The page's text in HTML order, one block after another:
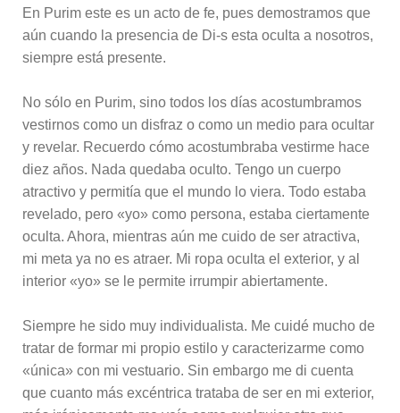
En Purim este es un acto de fe, pues demostramos que
aún cuando la presencia de Di-s esta oculta a nosotros,
siempre está presente.
No sólo en Purim, sino todos los días acostumbramos
vestirnos como un disfraz o como un medio para ocultar
y revelar. Recuerdo cómo acostumbraba vestirme hace
diez años. Nada quedaba oculto. Tengo un cuerpo
atractivo y permitía que el mundo lo viera. Todo estaba
revelado, pero «yo» como persona, estaba ciertamente
oculta. Ahora, mientras aún me cuido de ser atractiva,
mi meta ya no es atraer. Mi ropa oculta el exterior, y al
interior «yo» se le permite irrumpir abiertamente.
Siempre he sido muy individualista. Me cuidé mucho de
tratar de formar mi propio estilo y caracterizarme como
«única» con mi vestuario. Sin embargo me di cuenta
que cuanto más excéntrica trataba de ser en mi exterior,